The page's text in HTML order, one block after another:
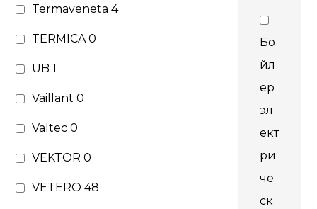
Termaveneta4
TERMICA0
UB1
Vaillant0
Valtec0
VEKTOR0
VETERO48
Бо
йл
ер
эл
ект
ри
че
ск